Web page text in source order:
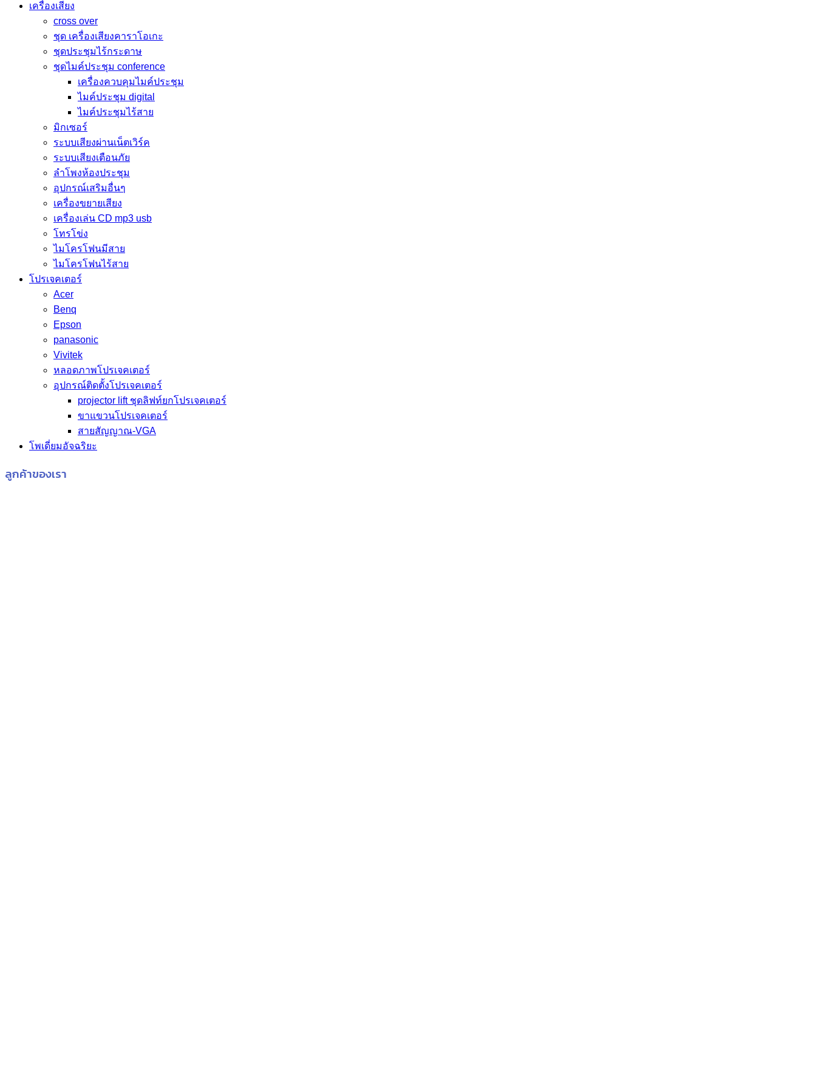
เครื่องเสียง
cross over
ชุด เครื่องเสียงคาราโอเกะ
ชุดประชุมไร้กระดาษ
ชุดไมค์ประชุม conference
เครื่องควบคุมไมค์ประชุม
ไมค์ประชุม digital
ไมค์ประชุมไร้สาย
มิกเซอร์
ระบบเสียงผ่านเน็ตเวิร์ค
ระบบเสียงเตือนภัย
ลำโพงห้องประชุม
อุปกรณ์เสริมอื่นๆ
เครื่องขยายเสียง
เครื่องเล่น CD mp3 usb
โทรโข่ง
ไมโครโฟนมีสาย
ไมโครโฟนไร้สาย
โปรเจคเตอร์
Acer
Benq
Epson
panasonic
Vivitek
หลอดภาพโปรเจคเตอร์
อุปกรณ์ติดตั้งโปรเจคเตอร์
projector lift ชุดลิฟท์ยกโปรเจคเตอร์
ขาแขวนโปรเจคเตอร์
สายสัญญาณ-VGA
โพเดี่ยมอัจฉริยะ
ลูกค้าของเรา